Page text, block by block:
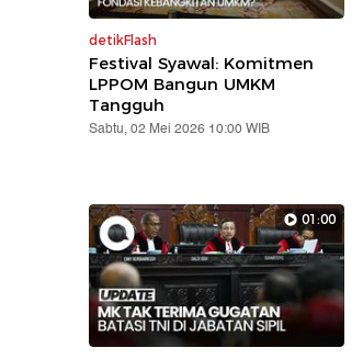
detikFlash
Festival Syawal: Komitmen
LPPOM Bangun UMKM
Tangguh
Sabtu, 02 Mei 2026 10:00 WIB
01:00